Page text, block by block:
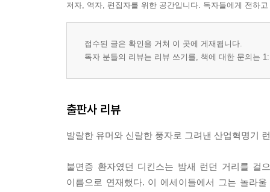
저자, 역자, 편집자를 위한 공간입니다. 독자들에게 전하
접수된 글은 확인을 거쳐 이 곳에 게재됩니다.
독자 분들의 리뷰는 리뷰 쓰기를, 책에 대한 문의는
출판사 리뷰
발랄한 유머와 신랄한 풍자로 그려낸 산업혁명기
불면증 환자였던 디킨스는 밤새 런던 거리를 걸
이름으로 연재했다. 이 에세이들에서 그는 놀라